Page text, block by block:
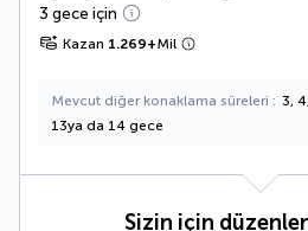
3 gece için
Kazan 1.269+Mil
Mevcut diğer konaklama süreleri
3,
13ya da 14 gece
Sizin için